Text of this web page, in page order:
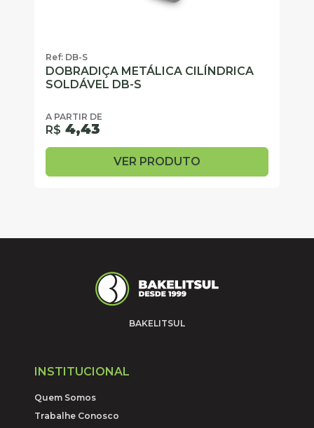
Ref: DB-S
DOBRADIÇA METÁLICA CILÍNDRICA
SOLDÁVEL DB-S
A PARTIR DE
R$ 4,43
VER PRODUTO
BAKELITSUL
INSTITUCIONAL
Quem Somos
Trabalhe Conosco